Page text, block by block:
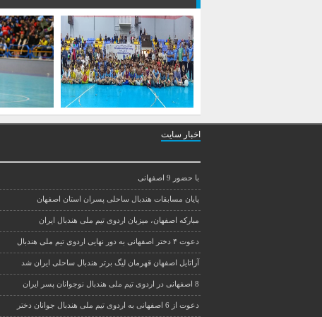
اخبار سایت
با حضور 9 اصفهانی
پایان مسابقات هندبال ساحلی پسران استان اصفهان
مبارکه اصفهان، میزبان اردوی تیم ملی هندبال ایران
دعوت ۴ دختر اصفهانی به دور نهایی اردوی تیم ملی هندبال
آراتایل اصفهان قهرمان لیگ برتر هندبال ساحلی ایران شد
8 اصفهانی در اردوی تیم ملی هندبال نوجوانان پسر ایران
دعوت از 6 اصفهانی به اردوی تیم ملی هندبال جوانان دختر